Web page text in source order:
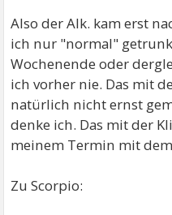
Also der Alk. kam erst
ich nur "normal"
Wochenende oder
ich vorher nie. Das mit
natürlich nicht ernst
denke ich. Das mit der
meinem Termin mit
Zu Scorpio: